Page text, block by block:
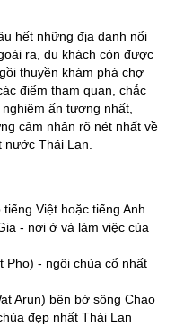
hết những địa danh nổi
ra, du khách còn được
thuyền khám phá chợ
điểm tham quan, chắc
ấn tượng nhất,
cảm nhận rõ nét nhất về
nước Thái Lan.
Việt hoặc tiếng Anh
- nơi ở và làm việc của
Pho) - ngôi chùa cổ nhất
Arun) bên bờ sông Chao
đẹp nhất Thái Lan